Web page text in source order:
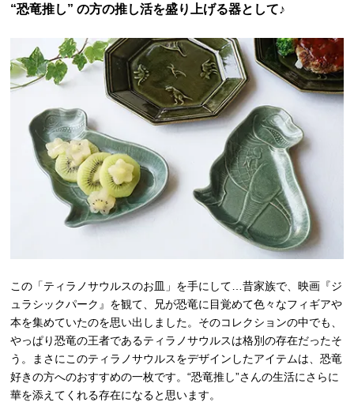
“恐竜推し” の方の推し活を盛り上げる器として♪
この「ティラノサウルスのお皿」を手にして…昔家族で、映画『ジ
ュラシックパーク』を観て、兄が恐竜に目覚めて色々なフィギアや
本を集めていたのを思い出しました。そのコレクションの中でも、
やっぱり恐竜の王者であるティラノサウルスは格別の存在だったそ
う。まさにこのティラノサウルスをデザインしたアイテムは、恐竜
好きの方へのおすすめの一枚です。“恐竜推し”さんの生活にさらに
華を添えてくれる存在になると思います。